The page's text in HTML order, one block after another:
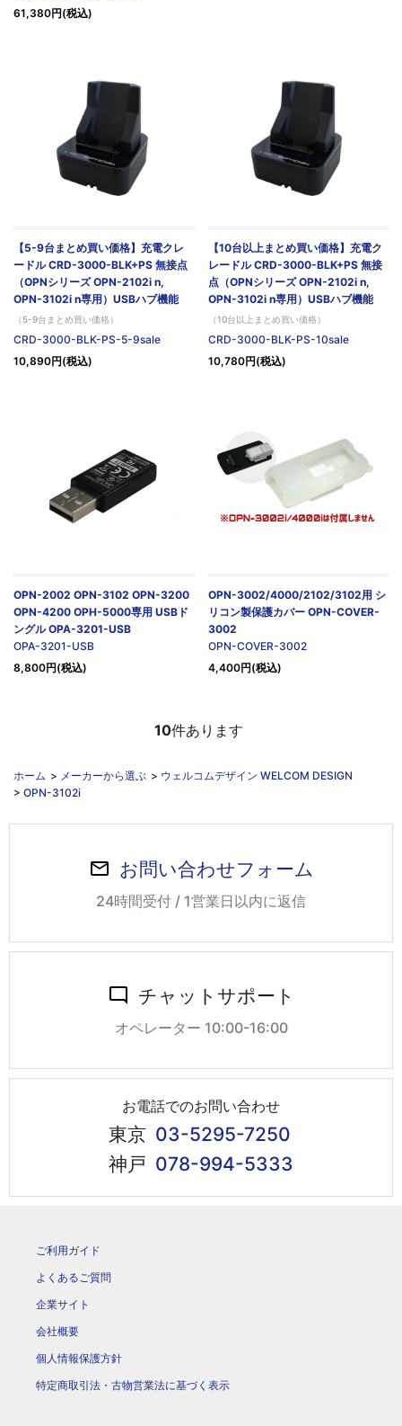
61,380円(税込)
【5-9台まとめ買い価格】充電クレ
ードル CRD-3000-BLK+PS 無接点
（OPNシリーズ OPN-2102i n,
OPN-3102i n専用）USBハブ機能
（5-9台まとめ買い価格）
CRD-3000-BLK-PS-5-9sale
10,890円(税込)
【10台以上まとめ買い価格】充電ク
レードル CRD-3000-BLK+PS 無接
点（OPNシリーズ OPN-2102i n,
OPN-3102i n専用）USBハブ機能
（10台以上まとめ買い価格）
CRD-3000-BLK-PS-10sale
10,780円(税込)
OPN-2002 OPN-3102 OPN-3200
OPN-4200 OPH-5000専用 USBド
ングル OPA-3201-USB
OPA-3201-USB
8,800円(税込)
OPN-3002/4000/2102/3102用 シ
リコン製保護カバー OPN-COVER-
3002
OPN-COVER-3002
4,400円(税込)
10件あります
ホーム > メーカーから選ぶ > ウェルコムデザイン WELCOM DESIGN
> OPN-3102i
お問い合わせフォーム
24時間受付 / 1営業日以内に返信
チャットサポート
オペレーター 10:00-16:00
お電話でのお問い合わせ
東京 03-5295-7250
神戸 078-994-5333
ご利用ガイド
よくあるご質問
企業サイト
会社概要
個人情報保護方針
特定商取引法・古物営業法に基づく表示